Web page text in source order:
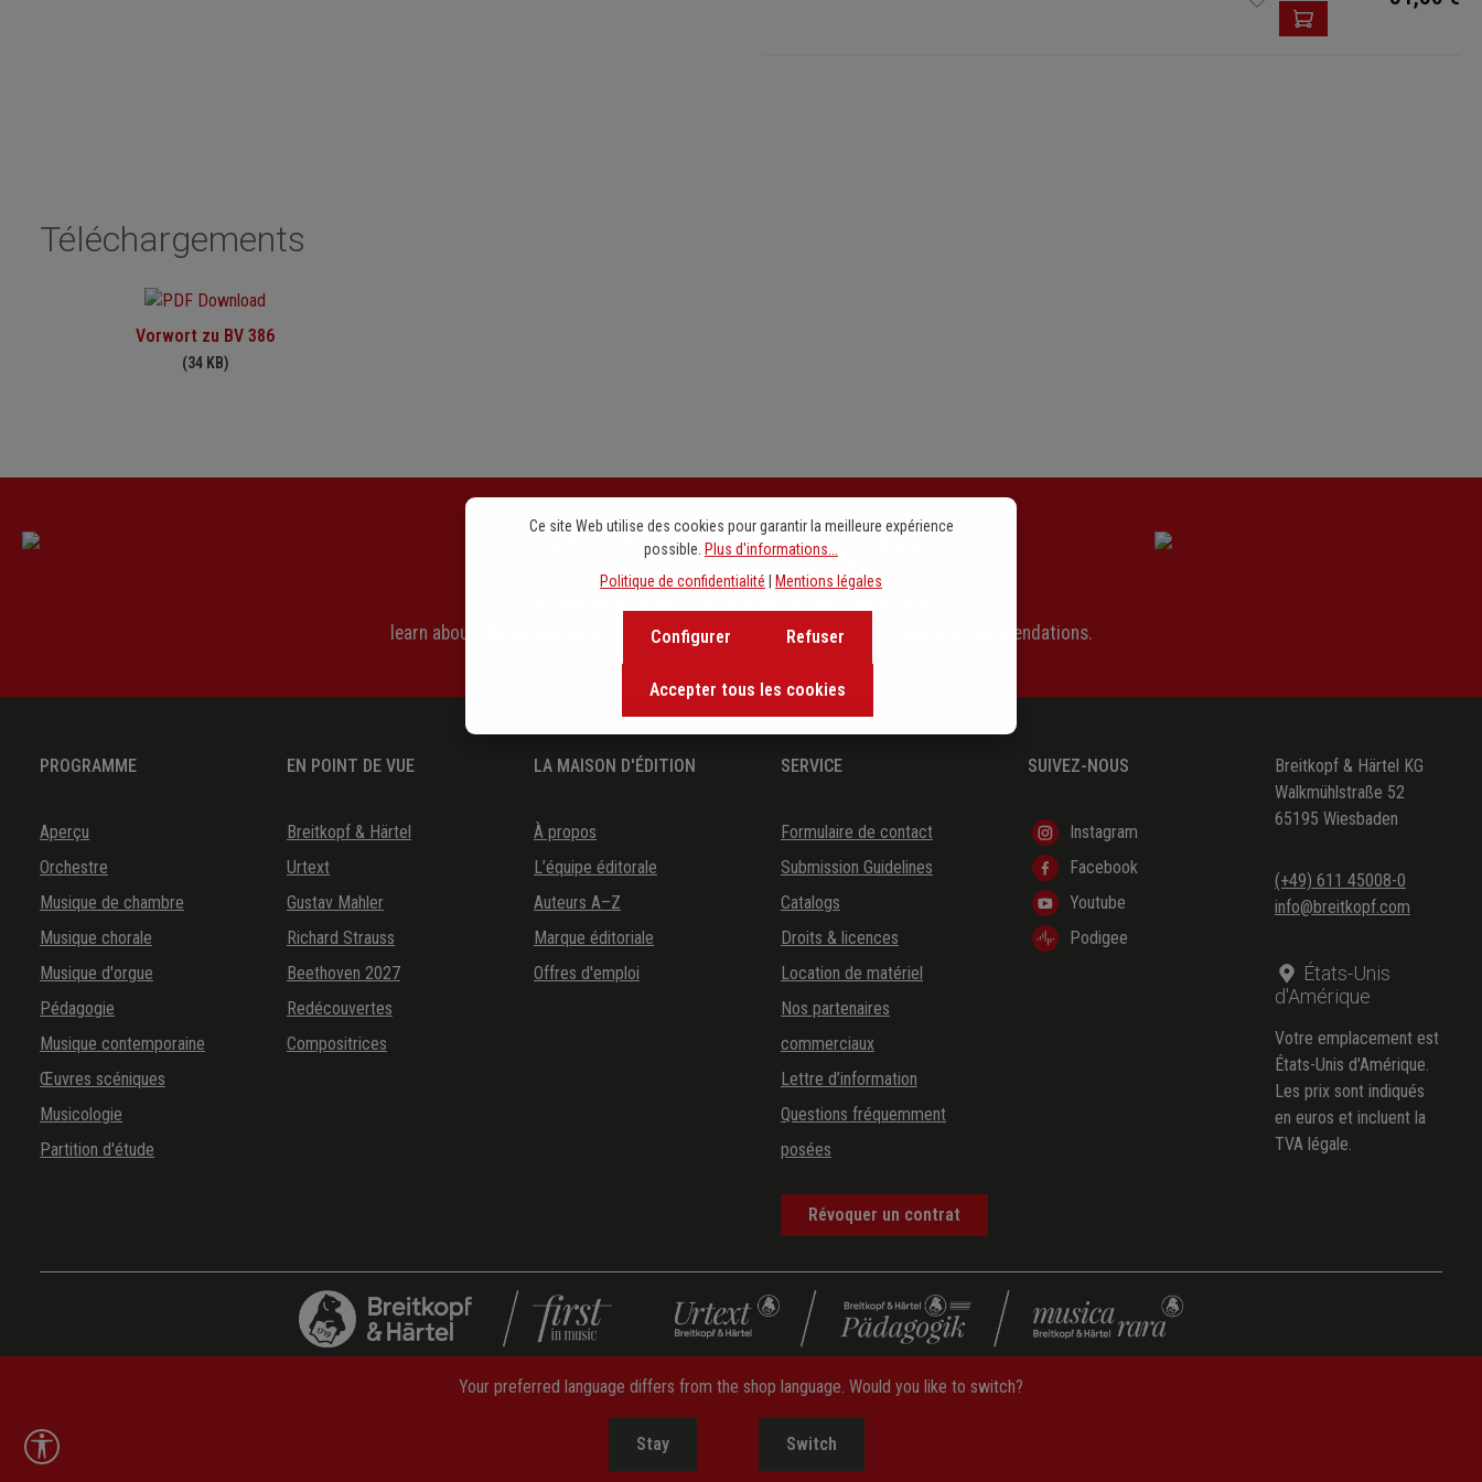
Téléchargements
Vorwort zu BV 386
(34 KB)
Newsletter signup
learn about the background of music and become inspired with exclusive recommendations.
PROGRAMME
Aperçu
Orchestre
Musique de chambre
Musique chorale
Musique d'orgue
Pédagogie
Musique contemporaine
Œuvres scéniques
Musicologie
Partition d'étude
EN POINT DE VUE
Breitkopf & Härtel
Urtext
Gustav Mahler
Richard Strauss
Beethoven 2027
Redécouvertes
Compositrices
LA MAISON D'ÉDITION
À propos
L’équipe éditorale
Auteurs A–Z
Marque éditoriale
Offres d'emploi
SERVICE
Formulaire de contact
Submission Guidelines
Catalogs
Droits & licences
Location de matériel
Nos partenaires
commerciaux
Lettre d’information
Questions fréquemment
posées
Révoquer un contrat
SUIVEZ-NOUS
Instagram
Facebook
Youtube
Podigee
Breitkopf & Härtel KG
Walkmühlstraße 52
65195 Wiesbaden
(+49) 611 45008-0
info@breitkopf.com
États-Unis
d'Amérique
Votre emplacement est
États-Unis d'Amérique.
Les prix sont indiqués
en euros et incluent la
TVA légale.
— Politique d'annulation — Formulaire d'annulation
Accessibility Information
Paramètres des cookies
Your preferred language differs from the shop language. Would you like to switch?
Stay Switch
Show toolbar
Ce site Web utilise des cookies pour garantir la meilleure expérience
possible. Plus d'informations...
Politique de confidentialité
Mentions légales
Refuser
Configurer
Accepter tous les cookies